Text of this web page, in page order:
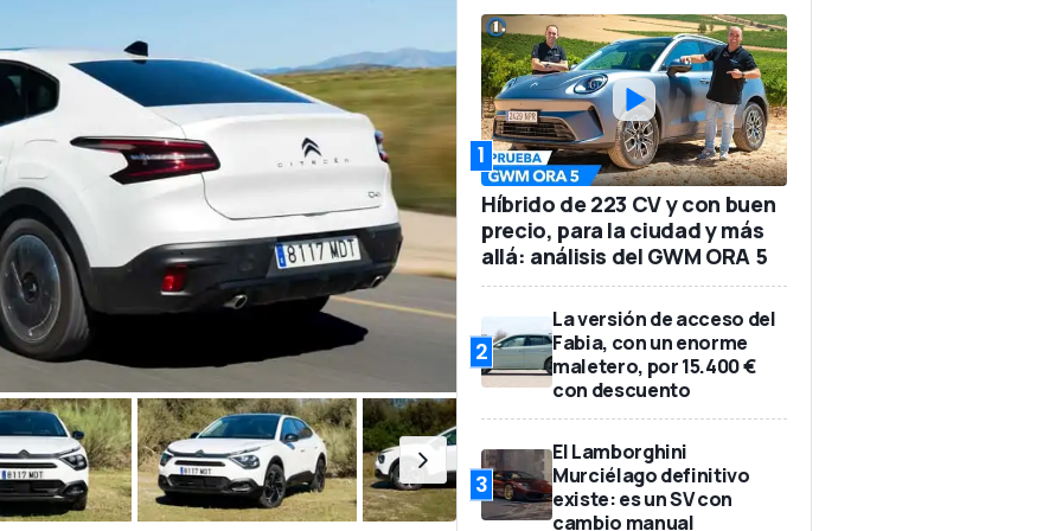
1
Híbrido de 223 CV y con buen
precio, para la ciudad y más
allá: análisis del GWM ORA 5
2
La versión de acceso del
Fabia, con un enorme
maletero, por 15.400 €
con descuento
3
El Lamborghini
Murciélago definitivo
existe: es un SV con
cambio manual